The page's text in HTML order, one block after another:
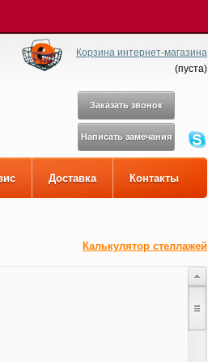
Корзина интернет-магазина
(пуста)
Заказать звонок
Написать замечания
Доставка Контакты
Калькулятор стеллажей